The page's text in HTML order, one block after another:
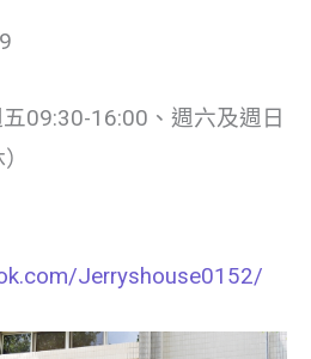
09:30-16:00、週六及週日
Jerryshouse0152/